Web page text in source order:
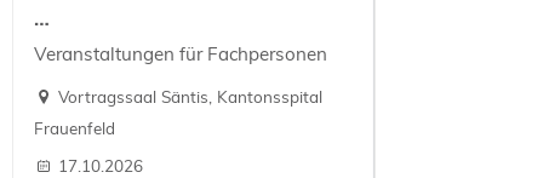
…
Veranstaltungen für Fachpersonen
Vortragssaal Säntis, Kantonsspital
Frauenfeld
17.10.2026